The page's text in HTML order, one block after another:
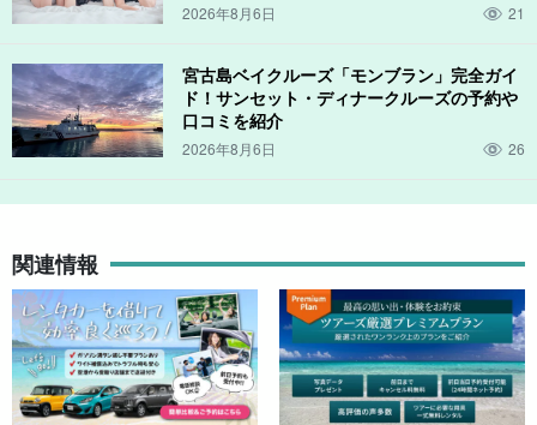
↓その他【池間漁港発着】釣りツアーはこちら↓
【宮古島/池間島漁港発着/釣り】初心者大歓迎！空いた
時間でお手軽に！リピーター続出の人気漁師がご案内
☆ちょい釣り体験ツアー《居酒屋での調理もOK！》
（No.921）
開始時間：9:00-11:00 / 12:00-14:00 / 15:00-17:00
所要時間：約2時間
8,000円
2026年8月6日 21
宮古島ベイクルーズ「モンブラン」完全ガイ
ド！サンセット・ディナークルーズの予約や
口コミを紹介
2026年8月6日 26
関連情報